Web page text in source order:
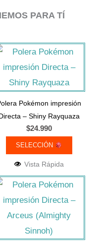
PARA TÍ
Pokémon impresión
– Shiny Rayquaza
$24.990
SELECCIÓN
Este
producto
tiene
Las
opciones
se
elegir
en
la
página
Vista Rápida
Este
producto
tiene
múltiples